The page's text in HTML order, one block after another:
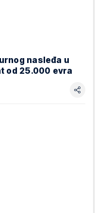
nasleđa u
od 25.000 evra